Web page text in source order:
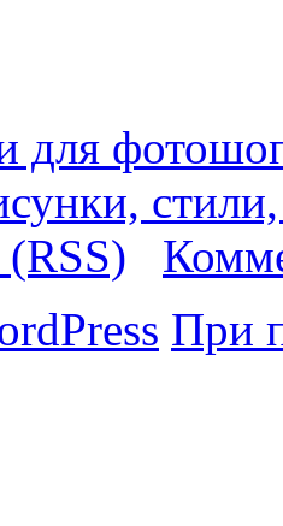
для
При